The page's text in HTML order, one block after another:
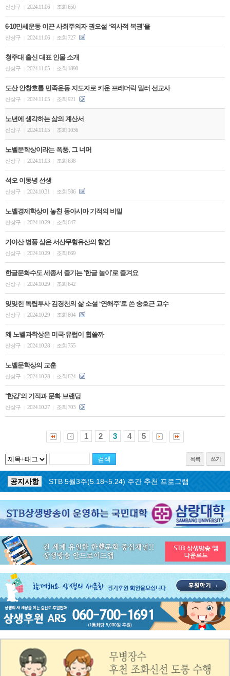
신상구 2024.11.06 조회 650
6·10만세운동 이끈 사회주의자 권오설 ‘역사적 복권’을
신상구 2024.11.06 조회 727
청주대 출신 대표 인물 소개
신상구 2024.11.05 조회 1890
도산 안창호를 민족운동 지도자로 키운 프레더릭 밀러 선교사
신상구 2024.11.05 조회 921
노년에 생각하는 삶의 계산서
신상구 2024.11.05 조회 1036
노벨문학상이라는 폭풍, 그 너머
신상구 2024.11.03 조회 638
석오 이동녕 선생
신상구 2024.10.31 조회 586
노벨경제학상이 놓친 동아시아 기적의 비밀
신상구 2024.10.29 조회 647
가야산 병풍 삼은 서산무형유산의 향연
신상구 2024.10.29 조회 669
한글문화수도 세종서 즐기는 '한글 놀이'로 즐겨요
신상구 2024.10.29 조회 642
잊잊힌 독립투사 김경천의 삶 소설 ‘연해주’로 쓴 송호근 교수
신상구 2024.10.29 조회 804
왜 노벨과학상은 미국·유럽이 휩쓸까
신상구 2024.10.28 조회 755
노벨문학상의 교훈
신상구 2024.10.28 조회 624
‘한강’의 기적과 문화 브랜딩
신상구 2024.10.27 조회 703
1 2 3 4 5
목록 쓰기
공지사항
ON AIR 서비스 장애 복구 안내
공지사항
STB 5월4주(5.25~5.31) 주간 추천 프로그램
공지사항
STB 5월3주(5.18~5.24) 주간 추천 프로그램
공지사항
STB 4월마지막주(4.27~5.3) 주간 추천 프로그램
STB 4월4주(4.20~4.26) 주간 추천 프로그램
공지사항
STB 4월2주(4.6~4.12) 주간 추천 프로그램
공지사항
STB 4월1주(3.30~4.5) 주간 추천 프로그램
공지사항
STB 3월4주(3.23~3.29) 주간 추천 프로그램